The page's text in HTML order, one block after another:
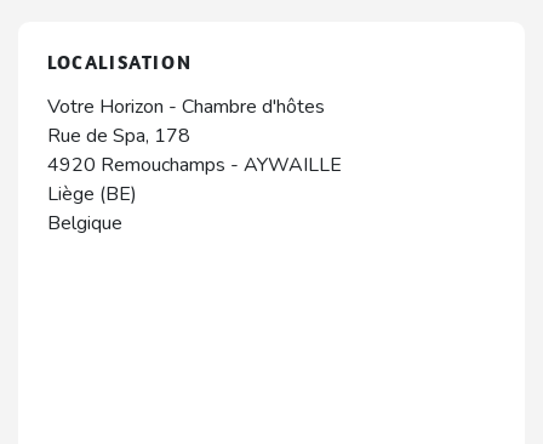
LOCALISATION
Votre Horizon - Chambre d'hôtes
Rue de Spa, 178
4920 Remouchamps - AYWAILLE
Liège (BE)
Belgique